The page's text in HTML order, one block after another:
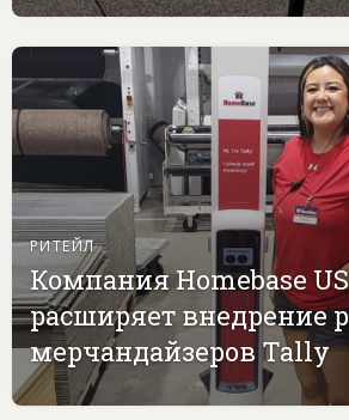
РИТЕЙЛ
Компания Homebase
расширяет внедрение
мерчандайзеров Tally